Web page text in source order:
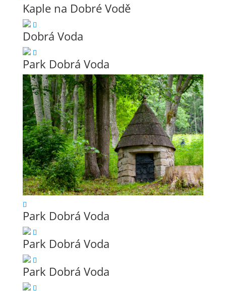
Kaple na Dobré Vodě
Dobrá Voda
Park Dobrá Voda
Park Dobrá Voda
Park Dobrá Voda
Park Dobrá Voda